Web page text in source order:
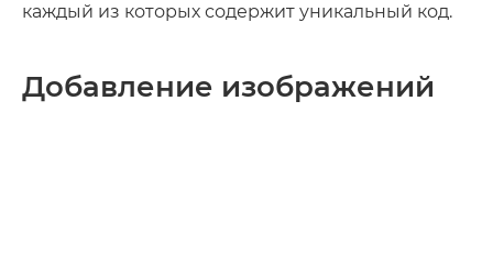
каждый из которых содержит уникальный код.
Добавление изображений